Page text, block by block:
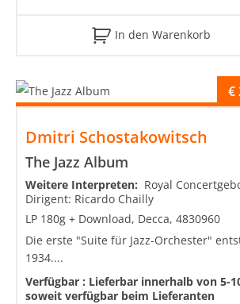
In den Warenkorb
Dmitri Schostakowitsch
The Jazz Album
€
Weitere Interpreten: Royal
Dirigent: Ricardo Chailly
LP 180g + Download, Decca, 4830960
Die erste "Suite für Jazz-Orchester"
1934....
Verfügbar : Lieferbar innerhalb von 5-
soweit verfügbar beim Lieferanten